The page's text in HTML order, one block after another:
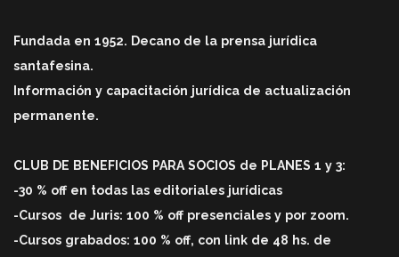
Fundada en 1952. Decano de la prensa jurídica
santafesina.
Información y capacitación jurídica de actualización
permanente.
CLUB DE BENEFICIOS PARA SOCIOS de PLANES 1 y 3:
-30 % off en todas las editoriales jurídicas
-Cursos de Juris: 100 % off presenciales y por zoom.
-Cursos grabados: 100 % off, con link de 48 hs. de